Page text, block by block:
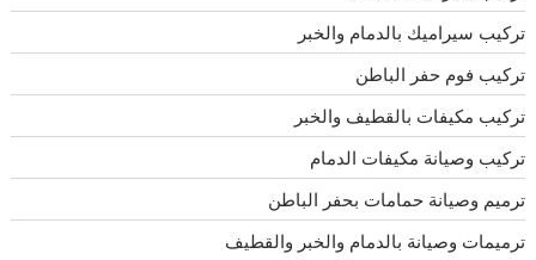
تركيب سيراميك بالدمام والخبر
تركيب فوم حفر الباطن
تركيب مكيفات بالقطيف والخبر
تركيب وصيانة مكيفات الدمام
ترميم وصيانة حمامات بحفر الباطن
ترميمات وصيانة بالدمام والخبر والقطيف